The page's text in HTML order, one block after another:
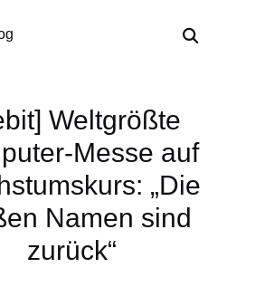
Weltgrößte
Messe auf
„Die
Namen sind
zurück“